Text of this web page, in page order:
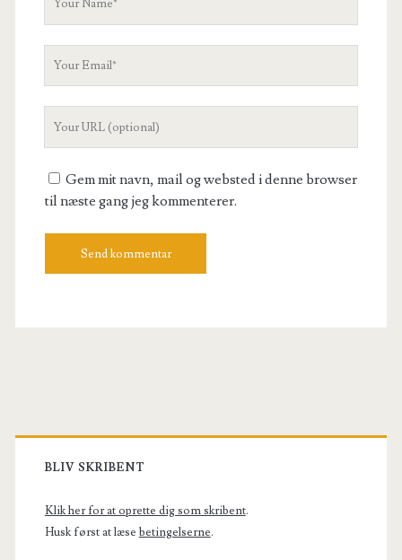
Gem mit navn, mail og websted i denne browser
til næste gang jeg kommenterer.
Primary
Sidebar
BLIV SKRIBENT
Klik her for at oprette dig som skribent.
Husk først at læse betingelserne.